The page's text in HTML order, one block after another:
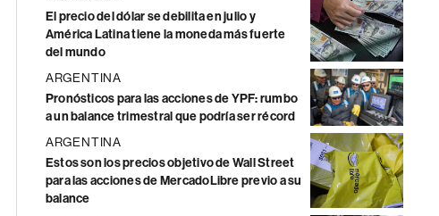
El precio del dólar se debilita en julio y
América Latina tiene la moneda más fuerte
del mundo
ARGENTINA
Pronósticos para las acciones de YPF: rumbo
a un balance trimestral que podría ser récord
ARGENTINA
Estos son los precios objetivo de Wall Street
para las acciones de MercadoLibre previo a su
balance